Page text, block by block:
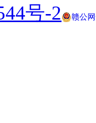
号-2
赣公网